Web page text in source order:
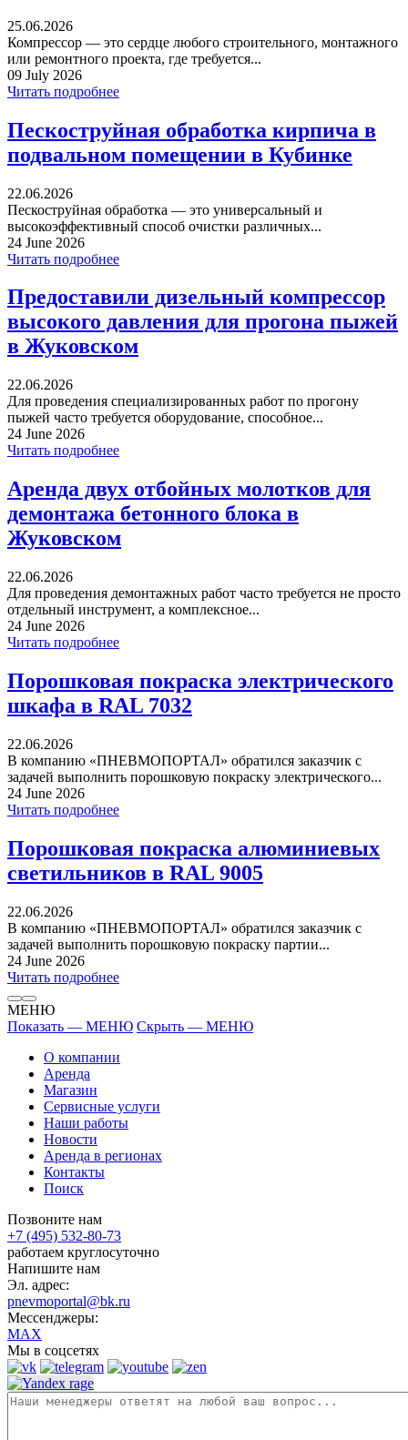
25.06.2026
Компрессор — это сердце любого строительного, монтажного
или ремонтного проекта, где требуется...
09 July 2026
Читать подробнее
Пескоструйная обработка кирпича в
подвальном помещении в Кубинке
22.06.2026
Пескоструйная обработка — это универсальный и
высокоэффективный способ очистки различных...
24 June 2026
Читать подробнее
Предоставили дизельный компрессор
высокого давления для прогона пыжей
в Жуковском
22.06.2026
Для проведения специализированных работ по прогону
пыжей часто требуется оборудование, способное...
24 June 2026
Читать подробнее
Аренда двух отбойных молотков для
демонтажа бетонного блока в
Жуковском
22.06.2026
Для проведения демонтажных работ часто требуется не просто
отдельный инструмент, а комплексное...
24 June 2026
Читать подробнее
Порошковая покраска электрического
шкафа в RAL 7032
22.06.2026
В компанию «ПНЕВМОПОРТАЛ» обратился заказчик с
задачей выполнить порошковую покраску электрического...
24 June 2026
Читать подробнее
Порошковая покраска алюминиевых
светильников в RAL 9005
22.06.2026
В компанию «ПНЕВМОПОРТАЛ» обратился заказчик с
задачей выполнить порошковую покраску партии...
24 June 2026
Читать подробнее
МЕНЮ
Показать — МЕНЮ Скрыть — МЕНЮ
О компании
Аренда
Магазин
Сервисные услуги
Наши работы
Новости
Аренда в регионах
Контакты
Поиск
Позвоните нам
+7 (495) 532-80-73
работаем круглосуточно
Напишите нам
Эл. адрес:
pnevmoportal@bk.ru
Мессенджеры:
MAX
Мы в соцсетях